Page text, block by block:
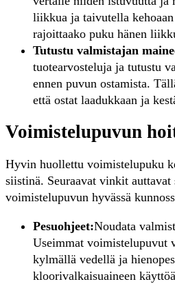
liikkua ja taivutella
rajoittaako puku hänen
Tutustu valmistajan
tuotearvosteluja ja tutustu
ennen puvun ostamista.
että ostat laadukkaan ja
Voimistelupuvun
Hyvin huollettu voimistelupuku
siistinä. Seuraavat vinkit auttavat
voimistelupuvun hyvässä
Pesuohjeet:Noudata
Useimmat voimistelupuvut
kylmällä vedellä ja
kloorivalkaisuaineen